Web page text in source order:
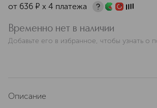
от 636 ¤ х 4 платежа
Временно нет в наличии
Добавьте его в избранное, чтобы узнать о
Описание